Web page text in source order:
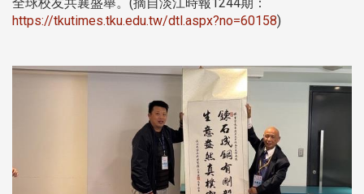
https://tkutimes.tku.edu.tw/dtl.aspx?no=60158)